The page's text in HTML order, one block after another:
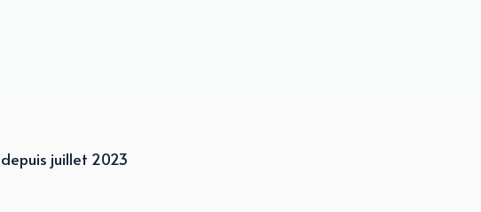
depuis juillet 2023